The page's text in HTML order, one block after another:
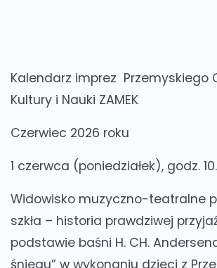
Kalendarz imprez Przemyskiego
Kultury i Nauki ZAMEK
Czerwiec 2026 roku
1 czerwca (poniedziałek), godz.
Widowisko muzyczno-teatralne
szkła – historia prawdziwej
podstawie baśni H. CH.
śniegu” w wykonaniu dzieci z